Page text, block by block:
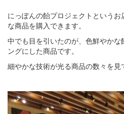
にっぽんの飴プロジェクトという
な商品を購入できます。
中でも目を引いたのが、色鮮やかな
ングにした商品です。
細やかな技術が光る商品の数々を見